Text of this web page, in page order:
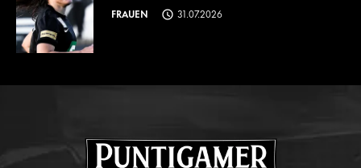
FRAUEN 31.07.2026